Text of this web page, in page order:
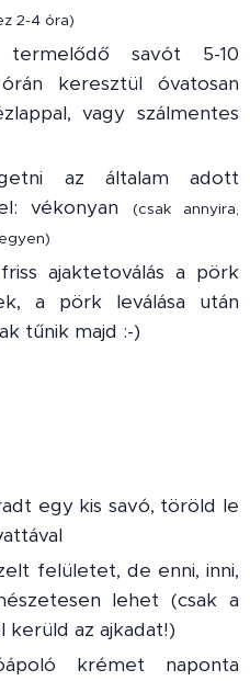
2-4 óra)
savót 5-10
keresztül óvatosan
vagy szálmentes
az általam adott
vékonyan
(csak annyira,
ajaktetoválás a pörk
a pörk leválása után
tűnik majd :-)
egy kis savó, töröld le
felületet, de enni, inni,
lehet (csak a
az ajkadat!)
krémet naponta